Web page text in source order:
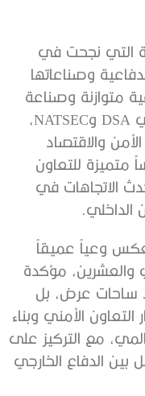
التي نجحت في
وصناعاتها
متوازنة وصناعة
دفاعية نامية، واستضافة معرضي DSA وNATSEC،
والاقتصاد
متميزة للتعاون
الاتجاهات في
الداخلي.
لا شك فيه أن دورة 2026 تعكس وعياً عميقاً
والعشرين، مؤكدة
ساحات عرض، بل
الأمني وبناء
مع التركيز على
بين الدفاع الخارجي